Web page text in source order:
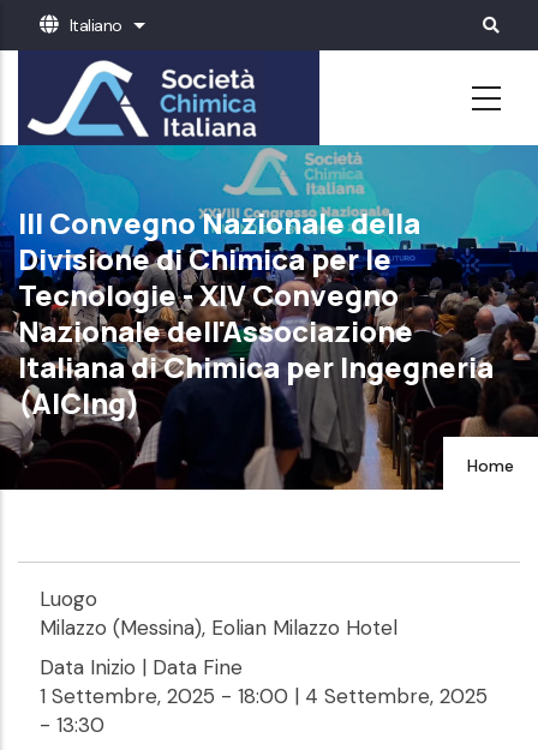
Salta
contenuto
principale
Italiano Mostra ulteriori azioni
III Convegno Nazionale della
Divisione di Chimica per le
Tecnologie - XIV Convegno
Nazionale dell'Associazione
Italiana di Chimica per Ingegneria
(AICIng)
Home
Luogo
Milazzo (Messina), Eolian Milazzo Hotel
Data Inizio | Data Fine
1 Settembre, 2025 - 18:00 | 4 Settembre, 2025
- 13:30